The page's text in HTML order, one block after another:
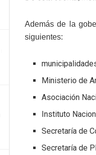
Además de la
siguientes:
Ministerio de
Asociación
Instituto
Secretaría de
Secretaría de